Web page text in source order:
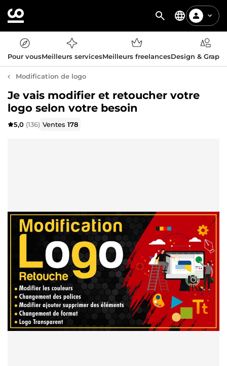
Pour vousMeilleurs servicesMeilleurs freelancesDesign &
Modification de logo
Je vais modifier et retoucher votre
logo selon votre besoin
5,0 (136) Ventes178